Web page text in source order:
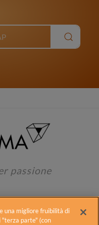
passione
una migliore fruibilità di
"terza parte" (con